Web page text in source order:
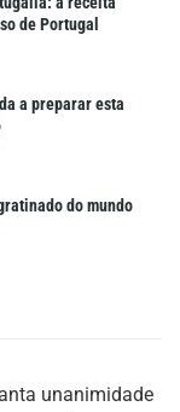
de Portugal
a preparar esta
do mundo
unanimidade